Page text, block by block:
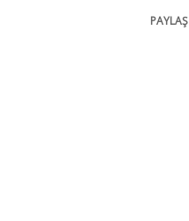
PAYLAŞ